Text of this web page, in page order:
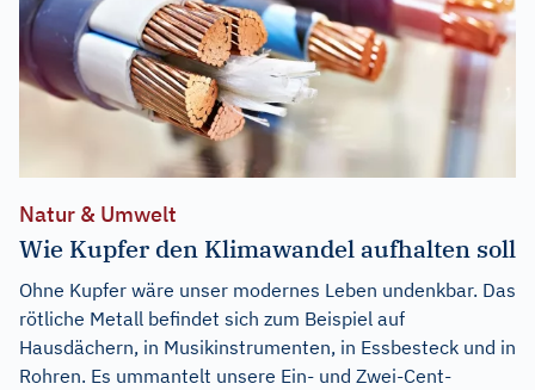
Natur & Umwelt
Wie Kupfer den Klimawandel aufhalten soll
Ohne Kupfer wäre unser modernes Leben undenkbar. Das
rötliche Metall befindet sich zum Beispiel auf
Hausdächern, in Musikinstrumenten, in Essbesteck und in
Rohren. Es ummantelt unsere Ein- und Zwei-Cent-